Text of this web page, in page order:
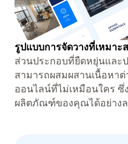
รูปแบบการจัดวางที่เหมา
ส่วนประกอบที่ยืดหยุ่นและ
สามารถผสมผสานเนื้อหา
ออนไลน์ที่ไม่เหมือนใคร ซึ่
ผลิตภัณฑ์ของคุณได้อย่างล